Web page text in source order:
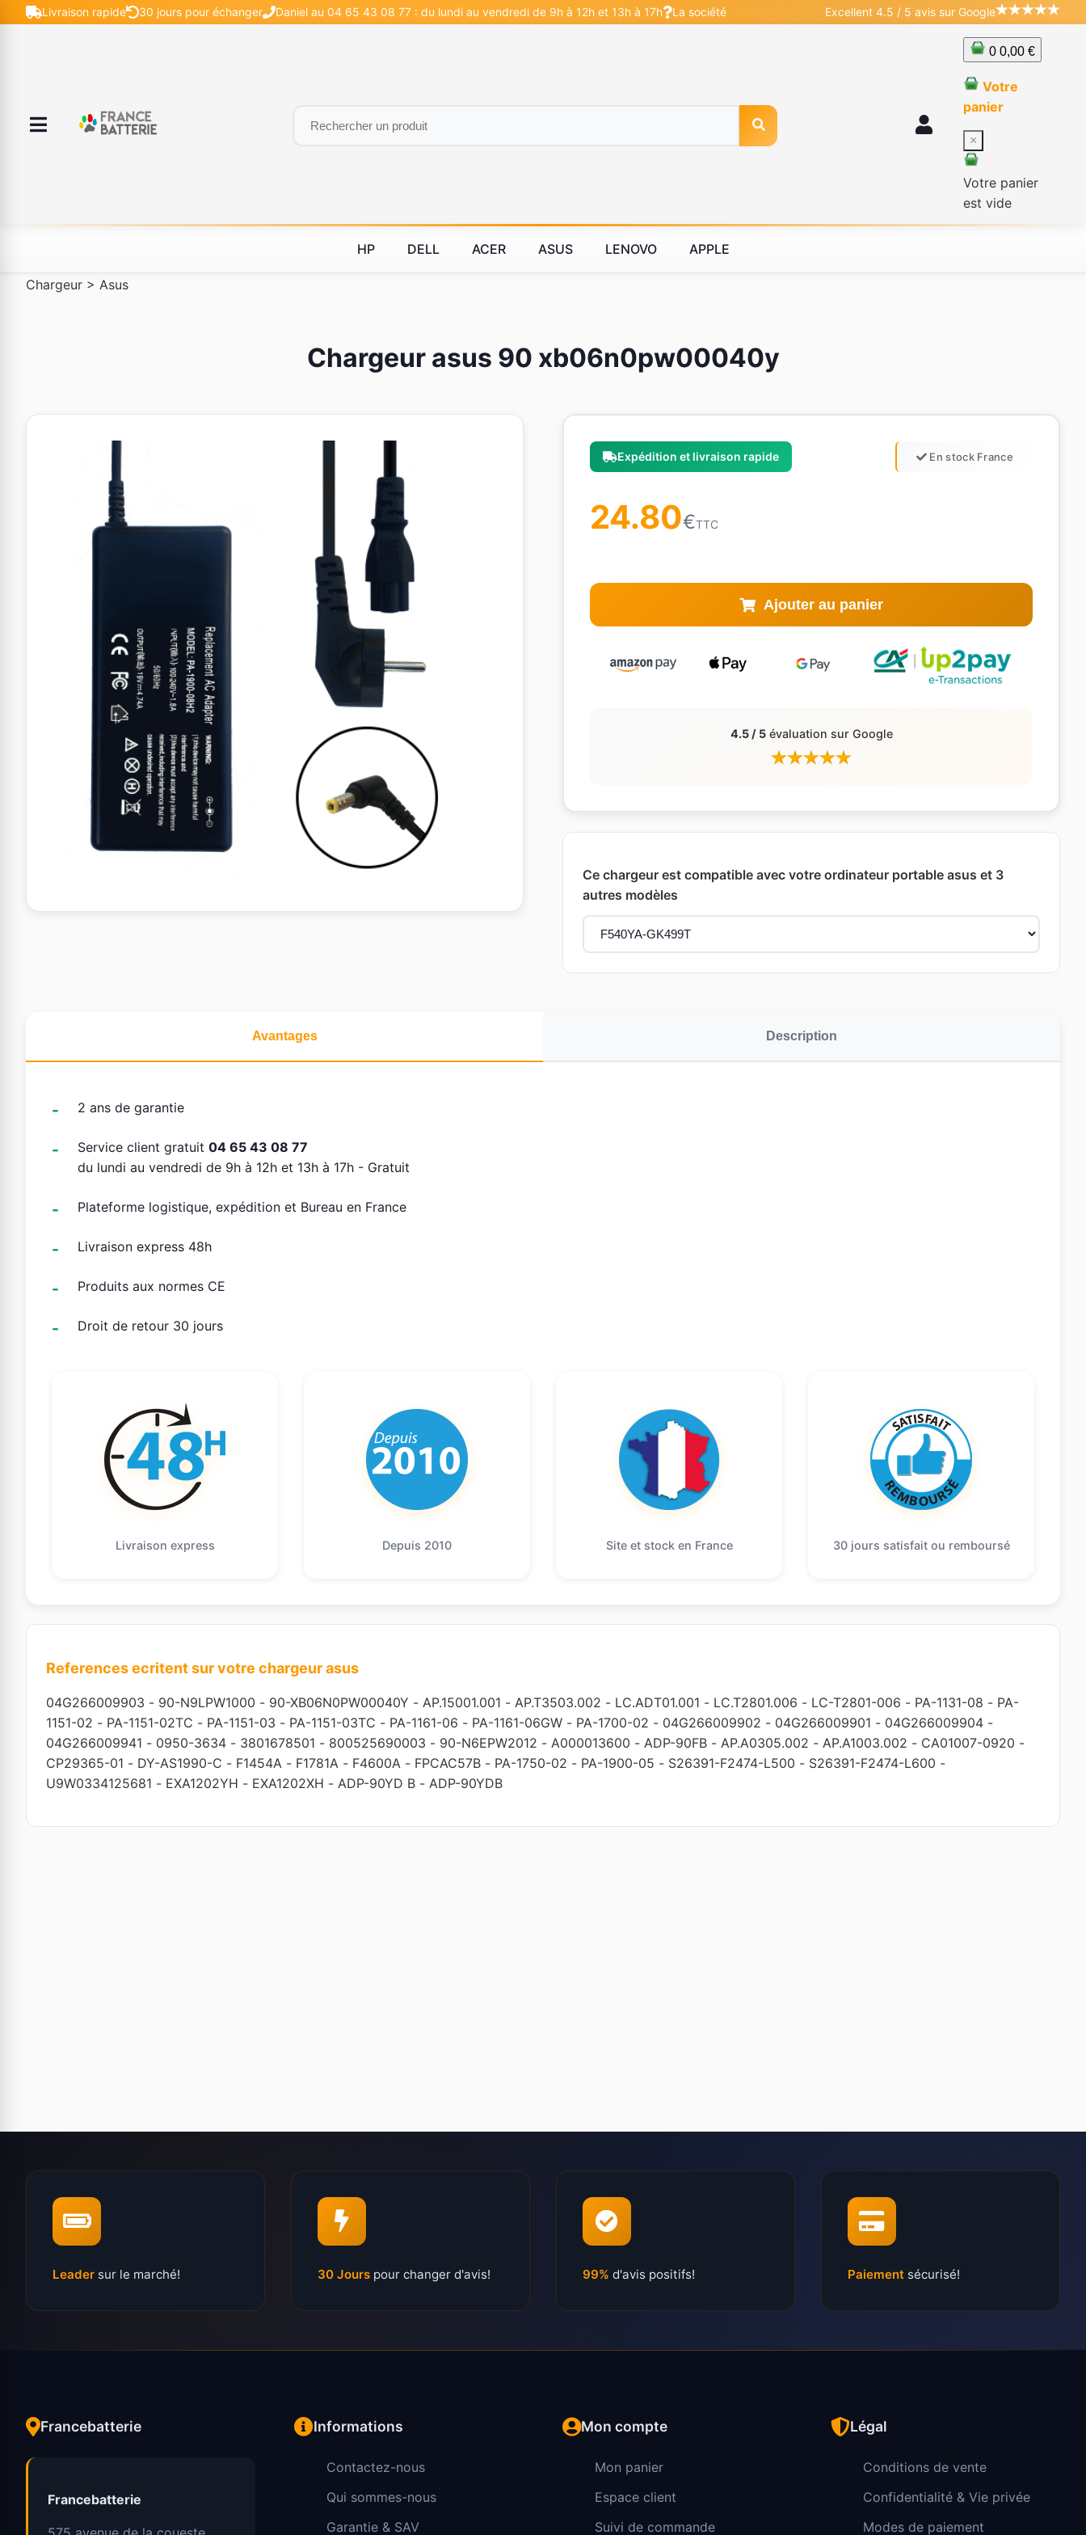
Livraison rapide 30 jours pour échanger Daniel au 04 65 43 08 77 : du lundi au vendredi de 9h à 12h et 13h à 17h La société Excellent 4.5 / 5 avis sur Google
0 0,00 €
Votre
panier
×
Votre panier
est vide
HP DELL ACER ASUS LENOVO APPLE
Chargeur > Asus
Chargeur asus 90 xb06n0pw00040y
Expédition et livraison rapide En stock France
24.80€TTC
Ajouter au panier
4.5 / 5évaluation sur Google
Ce chargeur est compatible avec votre ordinateur portable asus et 3
autres modèles
Avantages Description
2 ans de garantie
Service client gratuit 04 65 43 08 77
du lundi au vendredi de 9h à 12h et 13h à 17h - Gratuit
Plateforme logistique, expédition et Bureau en France
Livraison express 48h
Produits aux normes CE
Droit de retour 30 jours
Livraison express Depuis 2010 Site et stock en France 30 jours satisfait ou remboursé
References ecritent sur votre chargeur asus
04G266009903 - 90-N9LPW1000 - 90-XB06N0PW00040Y - AP.15001.001 - AP.T3503.002 - LC.ADT01.001 - LC.T2801.006 - LC-T2801-006 - PA-1131-08 - PA-
1151-02 - PA-1151-02TC - PA-1151-03 - PA-1151-03TC - PA-1161-06 - PA-1161-06GW - PA-1700-02 - 04G266009902 - 04G266009901 - 04G266009904 -
04G266009941 - 0950-3634 - 3801678501 - 800525690003 - 90-N6EPW2012 - A000013600 - ADP-90FB - AP.A0305.002 - AP.A1003.002 - CA01007-0920 -
CP29365-01 - DY-AS1990-C - F1454A - F1781A - F4600A - FPCAC57B - PA-1750-02 - PA-1900-05 - S26391-F2474-L500 - S26391-F2474-L600 -
U9W0334125681 - EXA1202YH - EXA1202XH - ADP-90YD B - ADP-90YDB
Leader sur le marché! 30 Jours pour changer d'avis! 99% d'avis positifs! Paiement sécurisé!
Francebatterie
Francebatterie
Informations
Contactez-nous
Qui sommes-nous
Garantie & SAV
Mon compte
Mon panier
Espace client
Suivi de commande
Légal
Conditions de vente
Confidentialité & Vie privée
Modes de paiement